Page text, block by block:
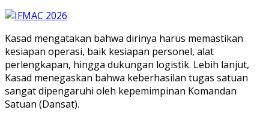
Kasad mengatakan bahwa dirinya harus memastikan
kesiapan operasi, baik kesiapan personel, alat
perlengkapan, hingga dukungan logistik. Lebih lanjut,
Kasad menegaskan bahwa keberhasilan tugas satuan
sangat dipengaruhi oleh kepemimpinan Komandan
Satuan (Dansat).